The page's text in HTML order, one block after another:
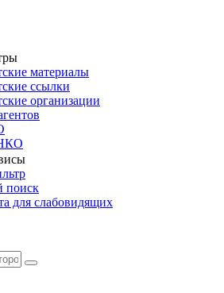
материалы
ссылки
организации
поиск
для слабовидящих